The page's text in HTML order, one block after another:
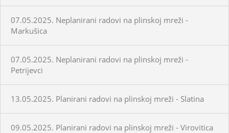
07.05.2025. Neplanirani radovi na plinskoj mreži -
Markušica
07.05.2025. Neplanirani radovi na plinskoj mreži -
Petrijevci
13.05.2025. Planirani radovi na plinskoj mreži - Slatina
09.05.2025. Planirani radovi na plinskoj mreži - Virovitica